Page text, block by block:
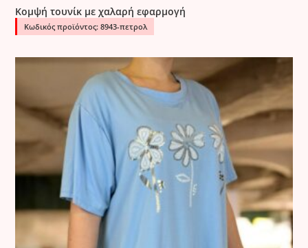
Κομψή τουνίκ με χαλαρή εφαρμογή
Κωδικός προϊόντος: 8943-πετρολ